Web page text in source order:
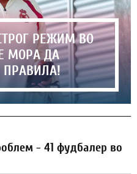
РЕЖИМ ВО
МОРА ДА
ПРАВИЛА!
- 41 фудбалер во